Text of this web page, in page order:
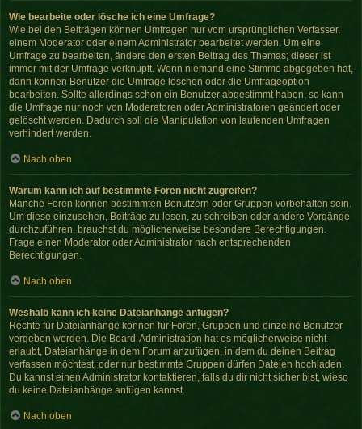
Wie bearbeite oder lösche ich eine Umfrage?
Wie bei den Beiträgen können Umfragen nur vom ursprünglichen Verfasser,
einem Moderator oder einem Administrator bearbeitet werden. Um eine
Umfrage zu bearbeiten, ändere den ersten Beitrag des Themas; dieser ist
immer mit der Umfrage verknüpft. Wenn niemand eine Stimme abgegeben hat,
dann können Benutzer die Umfrage löschen oder die Umfrageoption
bearbeiten. Sollte allerdings schon ein Benutzer abgestimmt haben, so kann
die Umfrage nur noch von Moderatoren oder Administratoren geändert oder
gelöscht werden. Dadurch soll die Manipulation von laufenden Umfragen
verhindert werden.
Nach oben
Warum kann ich auf bestimmte Foren nicht zugreifen?
Manche Foren können bestimmten Benutzern oder Gruppen vorbehalten sein.
Um diese einzusehen, Beiträge zu lesen, zu schreiben oder andere Vorgänge
durchzuführen, brauchst du möglicherweise besondere Berechtigungen.
Frage einen Moderator oder Administrator nach entsprechenden
Berechtigungen.
Nach oben
Weshalb kann ich keine Dateianhänge anfügen?
Rechte für Dateianhänge können für Foren, Gruppen und einzelne Benutzer
vergeben werden. Die Board-Administration hat es möglicherweise nicht
erlaubt, Dateianhänge in dem Forum anzufügen, in dem du deinen Beitrag
verfassen möchtest, oder nur bestimmte Gruppen dürfen Dateien hochladen.
Du kannst einen Administrator kontaktieren, falls du dir nicht sicher bist, wieso
du keine Dateianhänge anfügen kannst.
Nach oben